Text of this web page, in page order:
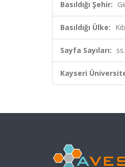
Basıldığı Şehir:
Basıldığı Ülke:
Sayfa Sayıları:
Kayseri